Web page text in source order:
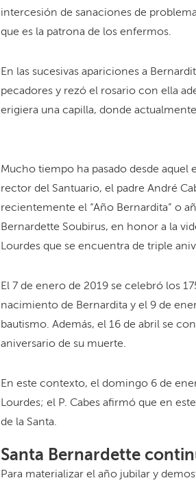
intercesión de sanaciones de
que es la patrona de los enfermos.
En las sucesivas apariciones a
pecadores y rezó el rosario con ella
erigiera una capilla, donde
Mucho tiempo ha pasado desde aquel
rector del Santuario, el padre André
recientemente el “Año Bernardita” o
Bernardette Soubirus, en honor a la
Lourdes que se encuentra de triple
El 7 de enero de 2019 se celebró los
nacimiento de Bernardita y el 9 de
bautismo. Además, el 16 de abril se
aniversario de su muerte.
En este contexto, el domingo 6 de
Lourdes; el P. Cabes afirmó que en
de la Santa.
Santa Bernardette
Para materializar el año jubilar y